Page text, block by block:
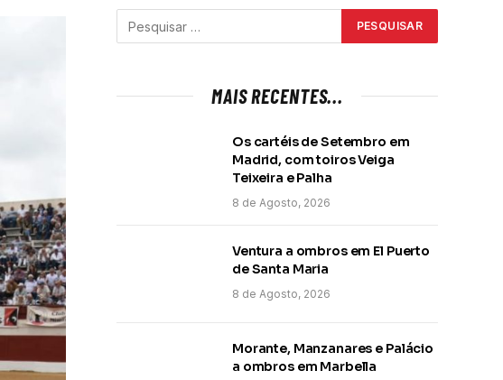
MAIS RECENTES...
Os cartéis de Setembro em
Madrid, com toiros Veiga
Teixeira e Palha
8 de Agosto, 2026
Ventura a ombros em El Puerto
de Santa Maria
8 de Agosto, 2026
Morante, Manzanares e Palácio
a ombros em Marbella